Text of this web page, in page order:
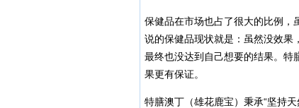
保健品在市场也占了很大的比例，
说的保健品现状就是：虽然没效果
最终也没达到自己想要的结果。特
果更有保证。
特膳澳丁（雄花鹿宝）秉承“坚持